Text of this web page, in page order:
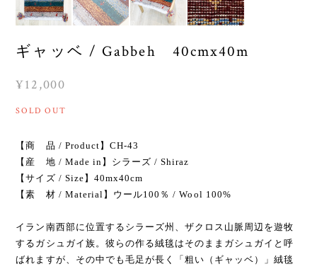
ギャッベ / Gabbeh 40cmx40m
¥12,000
SOLD OUT
【商 品 / Product】CH-43
【産 地 / Made in】シラーズ / Shiraz
【サイズ / Size】40mx40cm
【素 材 / Material】ウール100％ / Wool 100%
イラン南西部に位置するシラーズ州、ザクロス山脈周辺を遊牧
するガシュガイ族。彼らの作る絨毯はそのままガシュガイと呼
ばれますが、その中でも毛足が長く「粗い（ギャッベ）」絨毯